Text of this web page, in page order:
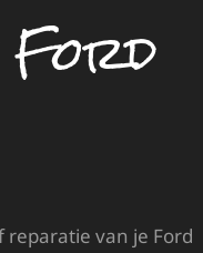
Ford
van je Ford